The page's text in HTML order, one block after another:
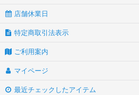
店舗休業日
特定商取引法表示
ご利用案内
マイページ
最近チェックしたアイテム